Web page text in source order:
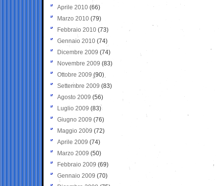
Aprile 2010 (66)
Marzo 2010 (79)
Febbraio 2010 (73)
Gennaio 2010 (74)
Dicembre 2009 (74)
Novembre 2009 (83)
Ottobre 2009 (90)
Settembre 2009 (83)
Agosto 2009 (56)
Luglio 2009 (83)
Giugno 2009 (76)
Maggio 2009 (72)
Aprile 2009 (74)
Marzo 2009 (50)
Febbraio 2009 (69)
Gennaio 2009 (70)